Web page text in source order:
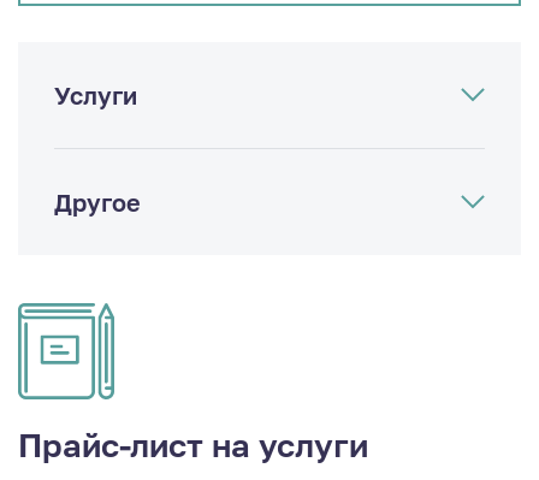
Услуги
Другое
Прайс-лист на услуги